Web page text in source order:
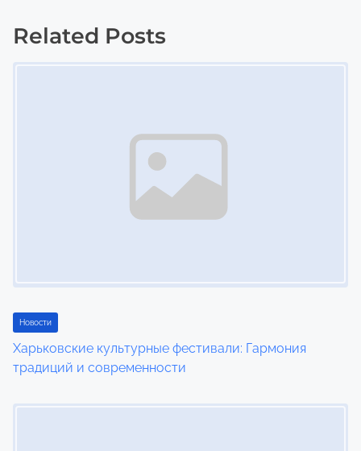
s
i
o
n
Related Posts
Новости
Харьковские культурные фестивали: Гармония
традиций и современности